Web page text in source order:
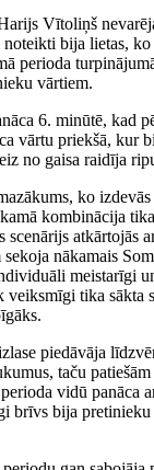
Vītoliņš
bija lietas,
perioda
vārtiem.
6. minūtē, kad
vārtu priekšā, kur
no gaisa raidīja
ko
kombinācija
atkārtojās
nākamais
meistarīgi
tika sākta
piedāvāja
taču
vidū panāca
brīvs bija pretinieku